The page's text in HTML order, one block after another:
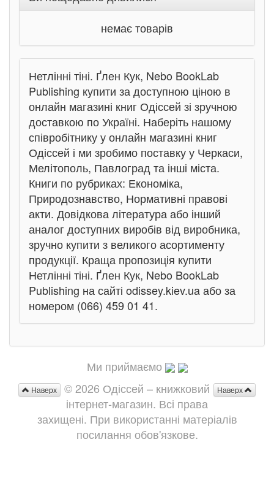
немає товарів
Нетлінні тіні. Ґлен Кук, Nebo BookLab
Publishing купити за доступною ціною в
онлайн магазині книг Одіссей зі зручною
доставкою по Україні. Наберіть нашому
співробітнику у онлайн магазині книг
Одіссей і ми зробимо поставку у Черкаси,
Мелітополь, Павлоград та інші міста.
Книги по рубриках: Економіка,
Природознавство, Нормативні правові
акти. Довідкова література або інший
аналог доступних виробів від виробника,
зручно купити з великого асортименту
продукції. Краща пропозиція купити
Нетлінні тіні. Ґлен Кук, Nebo BookLab
Publishing на сайті odissey.kiev.ua або за
номером (066) 459 01 41.
Ми приймаємо
Наверх
Наверх
© 2026 Одіссей – книжковий
інтернет-магазин. Всі права
захищені. При використанні матеріалів
посилання обов'язкове.